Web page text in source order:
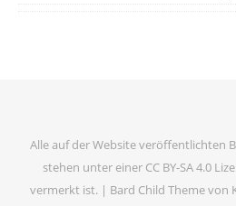
Alle auf der Website veröffentlichten
stehen unter einer CC BY-SA 4.0
vermerkt ist. | Bard Child Theme von